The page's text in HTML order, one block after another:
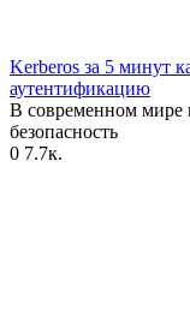
Kerberos за 5 минут
аутентификацию
В современном мире
безопасность
0 7.7к.